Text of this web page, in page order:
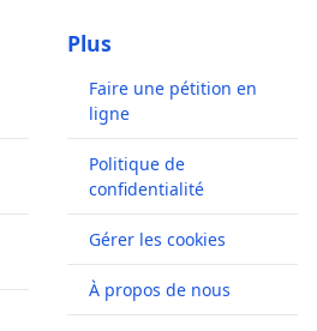
Plus
Faire une pétition en
ligne
Politique de
confidentialité
Gérer les cookies
À propos de nous